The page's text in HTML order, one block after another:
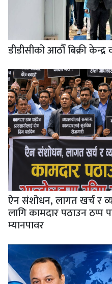
डीडीसीको आठौँ बिक्री
ऐन संशोधन, लागत खर्च र
लागि कामदार पठाउन ठप्प
म्यानपावर